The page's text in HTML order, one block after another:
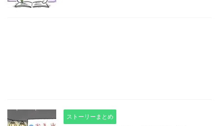
ストーリーまとめ